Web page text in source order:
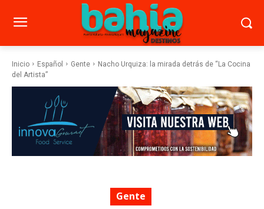
Inicio Español Gente
Nacho Urquiza: la mirada detrás de “La Cocina
del Artista”
Gente